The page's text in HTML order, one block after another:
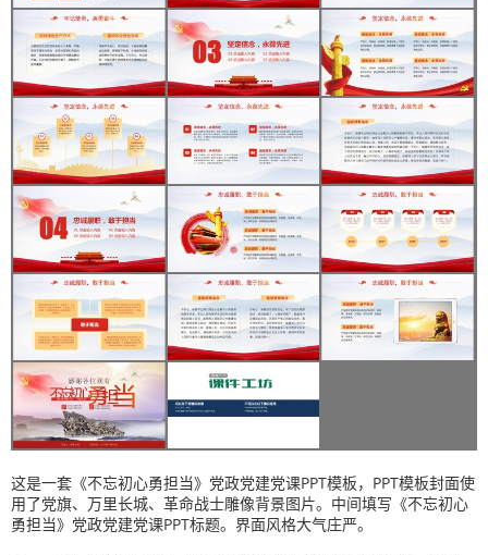
这是一套《不忘初心勇担当》党政党建党课PPT模板，PPT模板封面使
用了党旗、万里长城、革命战士雕像背景图片。中间填写《不忘初心
勇担当》党政党建党课PPT标题。界面风格大气庄严。